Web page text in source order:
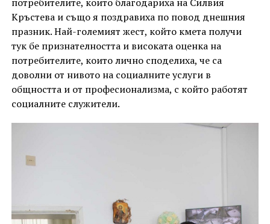
Кръстева и също я поздравиха по повод днешния
празник. Най-големият жест, който кмета получи
тук бе признателността и високата оценка на
потребителите, които лично споделиха, че са
доволни от нивото на социалните услуги в
общността и от професионализма, с който работят
социалните служители.